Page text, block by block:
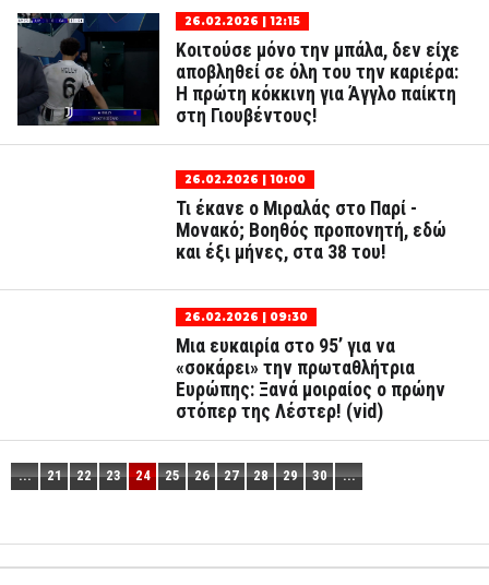
26.02.2026 | 12:15
Κοιτούσε μόνο την μπάλα, δεν είχε
αποβληθεί σε όλη του την καριέρα:
Η πρώτη κόκκινη για Άγγλο παίκτη
στη Γιουβέντους!
26.02.2026 | 10:00
Τι έκανε ο Μιραλάς στο Παρί -
Μονακό; Βοηθός προπονητή, εδώ
και έξι μήνες, στα 38 του!
26.02.2026 | 09:30
Μια ευκαιρία στο 95’ για να
«σοκάρει» την πρωταθλήτρια
Ευρώπης: Ξανά μοιραίος ο πρώην
στόπερ της Λέστερ! (vid)
... 21 22 23 24 25 26 27 28 29 30 ...